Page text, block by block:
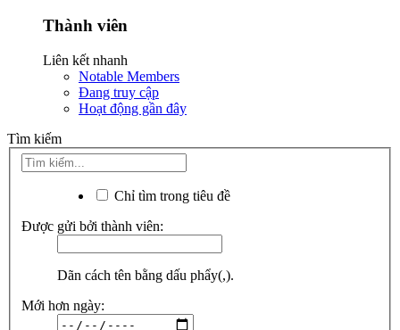
Thành viên
Liên kết nhanh
Notable Members
Đang truy cập
Hoạt động gần đây
Tìm kiếm
Chỉ tìm trong tiêu đề
Được gửi bởi thành viên:
Dãn cách tên bằng dấu phẩy(,).
Mới hơn ngày: